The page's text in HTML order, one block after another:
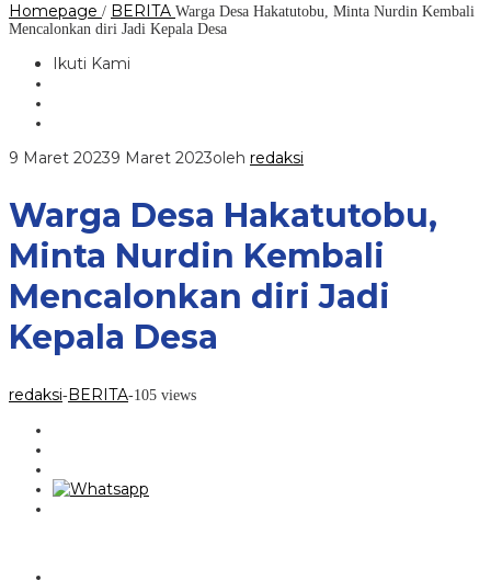
Homepage / BERITA Warga Desa Hakatutobu, Minta Nurdin Kembali
Mencalonkan diri Jadi Kepala Desa
Ikuti Kami
9 Maret 20239 Maret 2023oleh redaksi
Warga Desa Hakatutobu,
Minta Nurdin Kembali
Mencalonkan diri Jadi
Kepala Desa
redaksi-BERITA-105 views